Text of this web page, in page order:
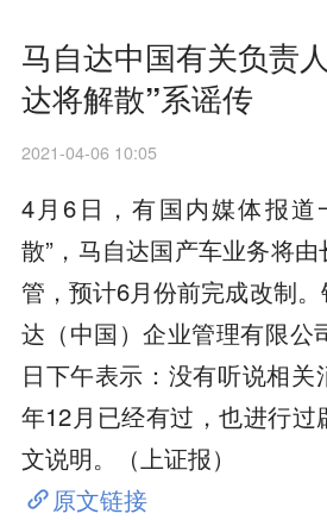
马自达中国有关负责
达将解散”系谣传
2021-04-06 10:05
4月6日，有国内媒体报道
散”，马自达国产车业务将
管，预计6月份前完成改制
达（中国）企业管理有限公
日下午表示：没有听说相
年12月已经有过，也进行
文说明。（上证报）
原文链接